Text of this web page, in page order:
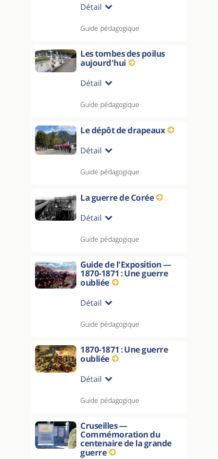
Détail
Guide pédagogique
Les tombes des poilus
aujourd'hui
Détail
Guide pédagogique
Le dépôt de drapeaux
Détail
Guide pédagogique
La guerre de Corée
Détail
Guide pédagogique
Guide de l'Exposition —
1870-1871 : Une guerre
oubliée
Détail
Guide pédagogique
1870-1871 : Une guerre
oubliée
Détail
Guide pédagogique
Cruseilles —
Commémoration du
centenaire de la grande
guerre